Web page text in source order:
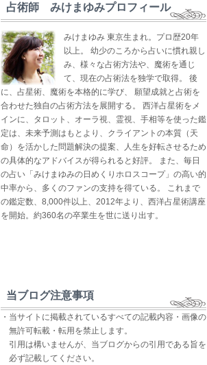
占術師 みけまゆみプロフィール
みけまゆみ 東京生まれ。プロ歴20年
以上。 幼少のころから占いに慣れ親し
み、様々な占術方法や、魔術を通じ
て、現在の占術法を独学で取得。 後
に、占星術、魔術を本格的に学び、 願望成就と占術を
合わせた独自の占術方法を展開する。 西洋占星術をメ
インに、タロット、オーラ視、霊視、手相等を使った鑑
定は、未来予測はもとより、クライアントの本質（天
命）を活かした問題解決の提案、人生を好転させるため
の具体的なアドバイスが得られると好評。 また、毎日
の占い「みけまゆみの日めくりホロスコープ」の高い的
中率から、多くのファンの支持を得ている。 これまで
の鑑定数、8,000件以上、2012年より、西洋占星術講座
を開始。約360名の卒業生を世に送り出す。
当ブログ注意事項
・当サイトに掲載されているすべての記載内容・画像の
無許可転載・転用を禁止します。
引用は構いませんが、当ブログからの引用である旨を
必ず記載してください。